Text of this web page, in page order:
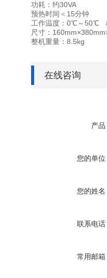
功耗：约30VA
预热时间＜15分钟
工作温度：0℃～50℃
尺寸：
整机重量：8.5kg
在线咨询
产品
您的单位
您的姓名
联系电话
常用邮箱